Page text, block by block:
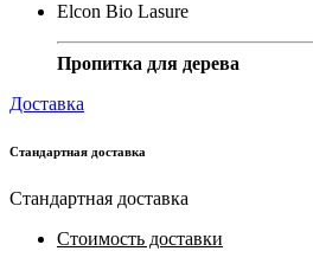
Elcon Bio Lasure
Пропитка для дерева
Доставка
Стандартная доставка
Стандартная доставка
Стоимость доставки